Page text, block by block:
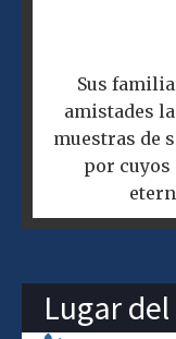
Sus
amistades
muestras de
por cuyos
Lugar